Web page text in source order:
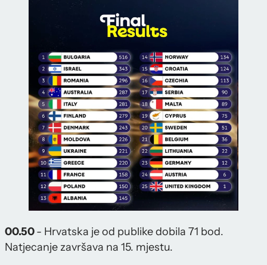
00.50- Hrvatska je od publike dobila 71 bod.
Natjecanje završava na 15. mjestu.